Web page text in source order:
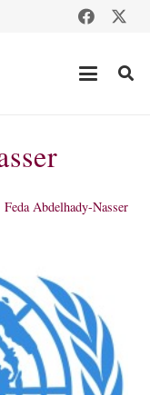
Feda Abdelhady-Nasser